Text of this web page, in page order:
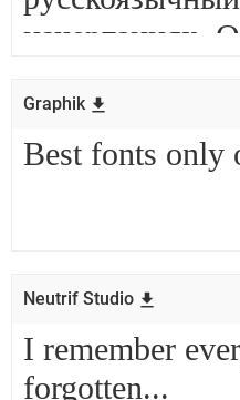
Graphik
Neutrif Studio